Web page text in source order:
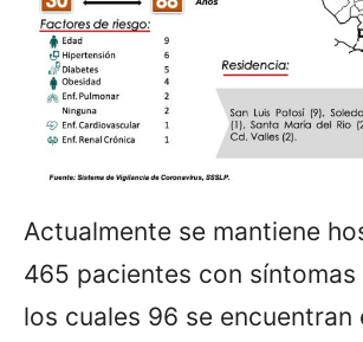
Actualmente se mantiene
465 pacientes con
los cuales 96 se encuentran